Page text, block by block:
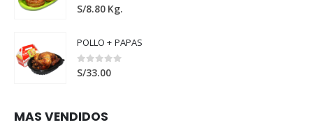
0out of 5
S/8.80 Kg.
POLLO + PAPAS
0out of 5
S/33.00
MAS VENDIDOS